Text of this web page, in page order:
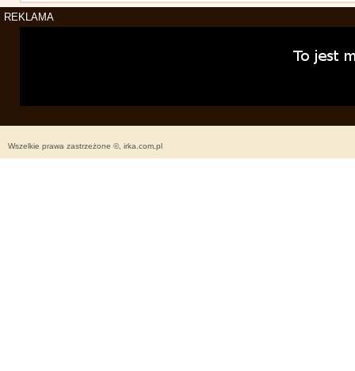
REKLAMA
Wszelkie prawa zastrzeżone ©, irka.com.pl